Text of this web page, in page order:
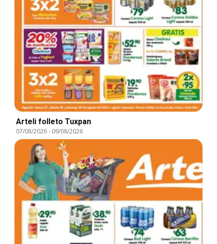
Arteli folleto Tuxpan
07/08/2026- 09/08/2026